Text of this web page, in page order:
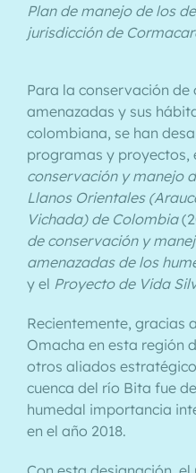
Plan de manejo de los
jurisdicción de
Para la conservación
amenazadas y sus
colombiana, se han
programas y proyectos,
conservación y manejo
Llanos Orientales
Vichada) de Colombia
de conservación y
amenazadas de los
y el Proyecto de Vida
Recientemente, gracias
Omacha en esta región
otros aliados
cuenca del río Bita fue
humedal importancia
en el año 2018.